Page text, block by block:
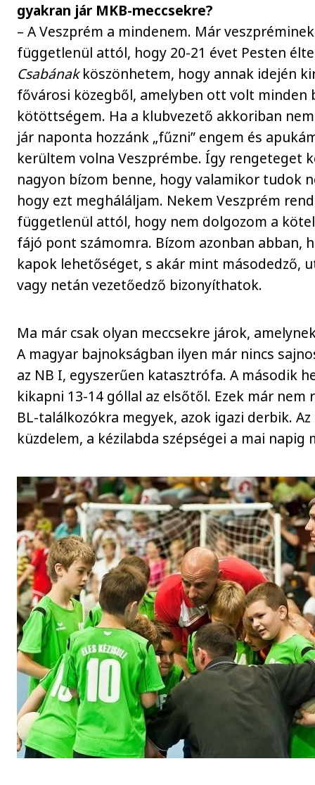
gyakran jár MKB-meccsekre?
– A Veszprém a mindenem. Már
függetlenül attól, hogy 20-21 évet Pesten
Csabánakköszönhetem, hogy annak idején
fővárosi közegből, amelyben ott volt minden
kötöttségem. Ha a klubvezető akkoriban
jár naponta hozzánk „fűzni” engem és
kerültem volna Veszprémbe. Így rengeteget
nagyon bízom benne, hogy valamikor tudok
hogy ezt megháláljam. Nekem Veszprém
függetlenül attól, hogy nem dolgozom a
fájó pont számomra. Bízom azonban abban,
kapok lehetőséget, s akár mint másodedző,
vagy netán vezetőedző bizonyíthatok.
Ma már csak olyan meccsekre járok,
A magyar bajnokságban ilyen már nincs
az NB I, egyszerűen katasztrófa. A második
kikapni 13-14 góllal az elsőtől. Ezek már nem
BL-találkozókra megyek, azok igazi derbik.
küzdelem, a kézilabda szépségei a mai napig